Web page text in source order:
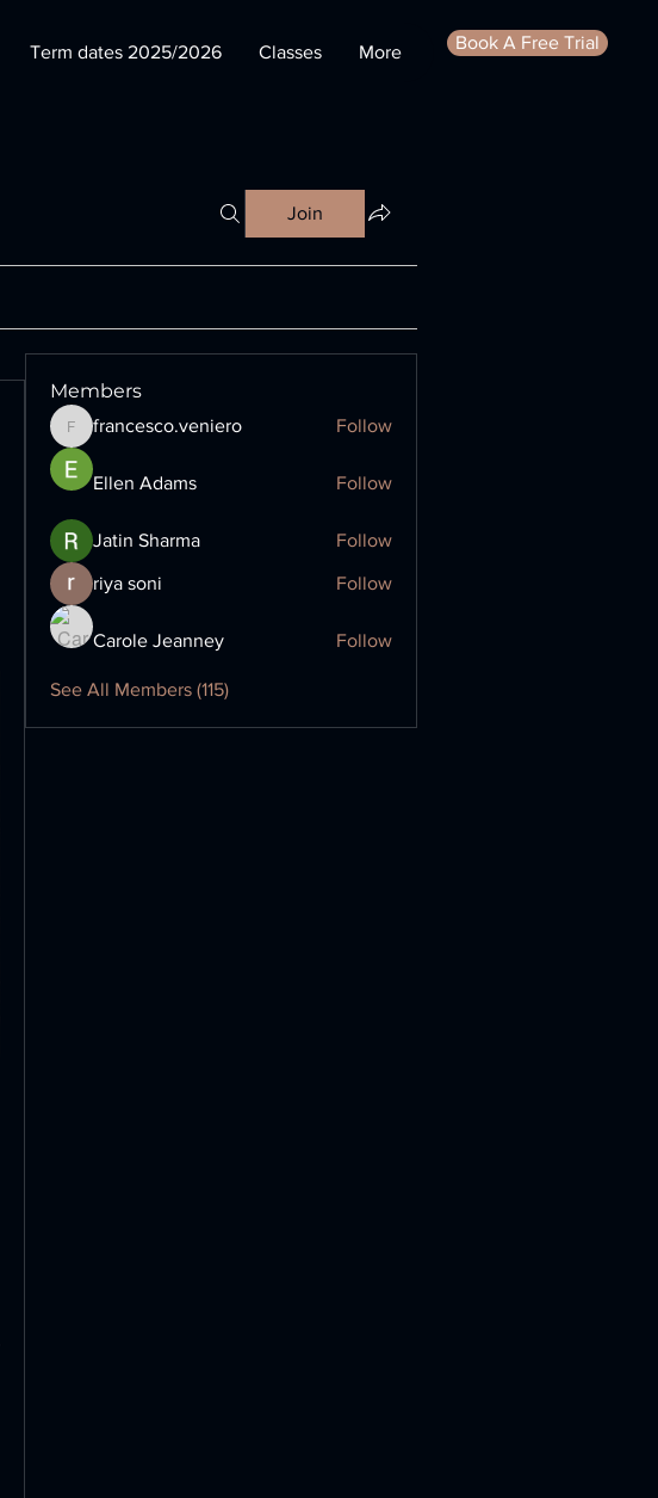
Term dates 2025/2026 Classes More Book A Free Trial
Join
Members
francesco.veniero
francesco.veniero Follow
Ellen Adams Follow
Jatin Sharma Follow
riya soni Follow
Carole Jeanney Follow
See All Members (115)